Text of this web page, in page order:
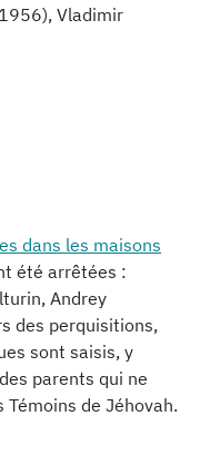
Vladimir
dans les maisons
été arrêtées :
Andrey
des perquisitions,
sont saisis, y
parents qui ne
de Jéhovah.